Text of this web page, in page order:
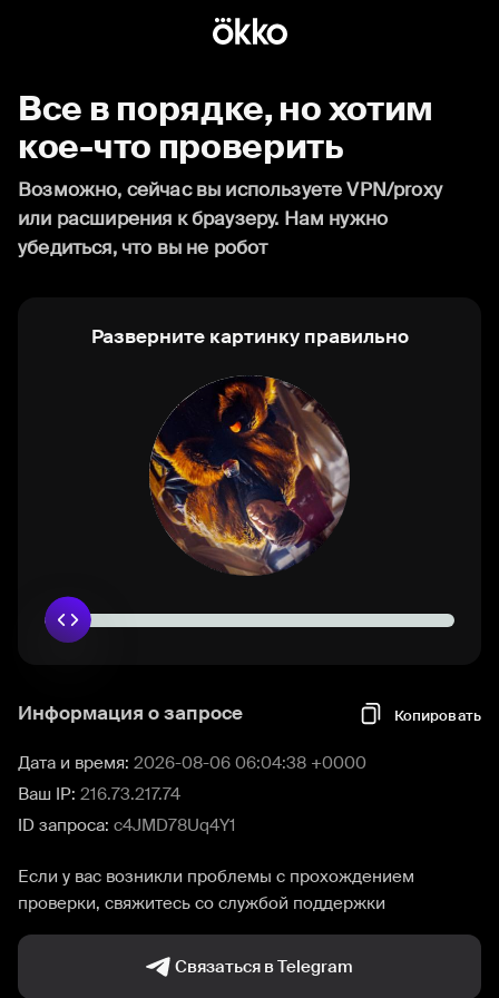
Все в порядке, но хотим
кое-что проверить
Возможно, сейчас вы используете VPN/proxy
или расширения к браузеру. Нам нужно
убедиться, что вы не робот
Разверните картинку правильно
Информация о запросе Копировать
Дата и время: 2026-08-06 06:04:38 +0000
Ваш IP: 216.73.217.74
ID запроса: c4JMD78Uq4Y1
Если у вас возникли проблемы с прохождением
проверки, свяжитесь со службой поддержки
Связаться в Telegram